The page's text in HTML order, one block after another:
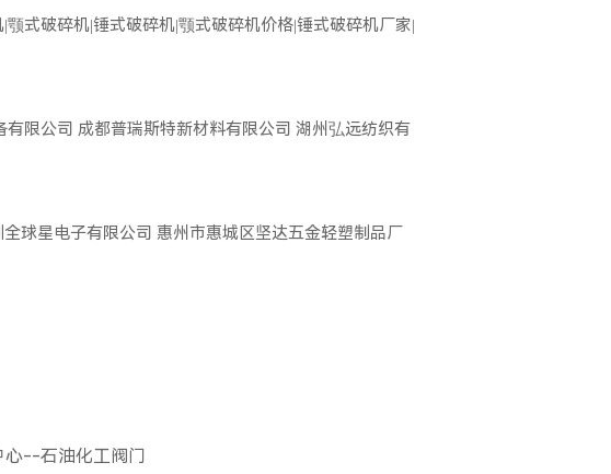
颚式破碎机|锤式破碎机|颚式破碎机价格|锤式破碎机厂家|
有限公司 成都普瑞斯特新材料有限公司 湖州弘远纺织有
全球星电子有限公司 惠州市惠城区坚达五金轻塑制品厂
心--石油化工阀门